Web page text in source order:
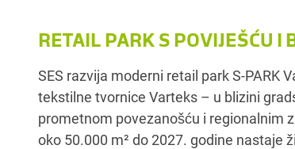
RETAIL PARK S POVIJEŠĆU I
SES razvija moderni retail park S-PARK
tekstilne tvornice Varteks – u blizini
prometnom povezanošću i regionalnim
oko 50.000 m² do 2027. godine nastaje